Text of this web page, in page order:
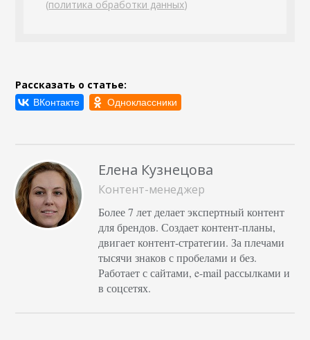
(политика обработки данных)
Рассказать о статье:
Елена Кузнецова
Контент-менеджер
Более 7 лет делает экспертный контент
для брендов. Создает контент-планы,
двигает контент-стратегии. За плечами
тысячи знаков с пробелами и без.
Работает с сайтами, e-mail рассылками и
в соцсетях.